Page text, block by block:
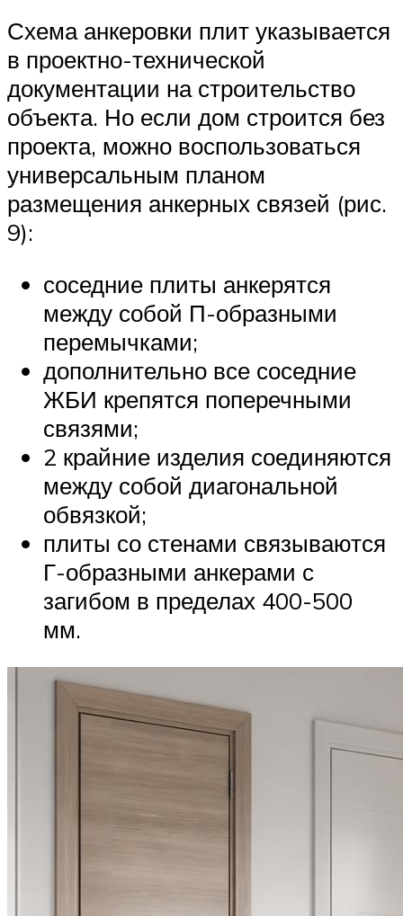
Схема анкеровки плит указывается
в проектно-технической
документации на строительство
объекта. Но если дом строится без
проекта, можно воспользоваться
универсальным планом
размещения анкерных связей (рис.
9):
соседние плиты анкерятся
между собой П-образными
перемычками;
дополнительно все соседние
ЖБИ крепятся поперечными
связями;
2 крайние изделия соединяются
между собой диагональной
обвязкой;
плиты со стенами связываются
Г-образными анкерами с
загибом в пределах 400-500
мм.